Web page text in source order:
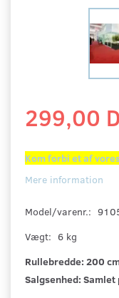
299,00
Kom forbi et af
Mere information
Model/varenr.:
Vægt: 6 kg
Rullebredde: 200
Salgsenhed: Samlet